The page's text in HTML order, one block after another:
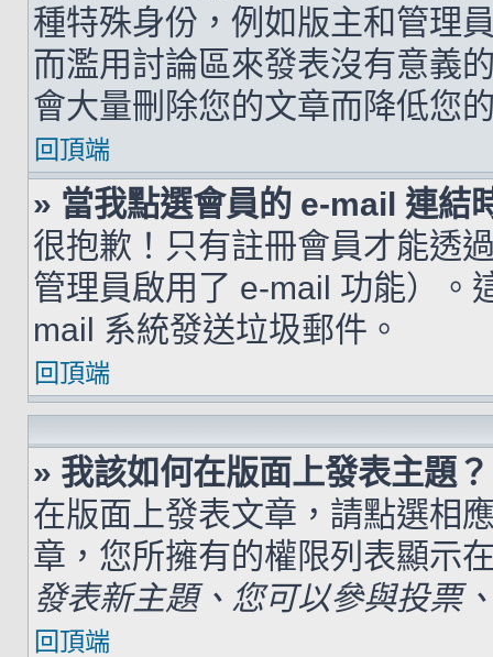
種特殊身份，例如版主和管理
而濫用討論區來發表沒有意義
會大量刪除您的文章而降低您
回頂端
» 當我點選會員的 e-mail 連結
很抱歉！只有註冊會員才能透
管理員啟用了 e-mail 功能）。
mail 系統發送垃圾郵件。
回頂端
» 我該如何在版面上發表主題？
在版面上發表文章，請點選相
章，您所擁有的權限列表顯示
發表新主題、您可以參與投票
回頂端